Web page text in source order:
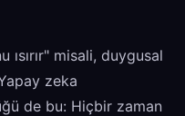
misali, duygusal
zeka
de bu: Hiçbir zaman